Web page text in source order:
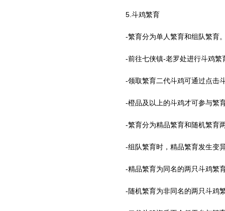
5.斗鸡繁育
-繁育分为单人繁育和组队繁育
-前往七侠镇-老罗处进行斗鸡
-领取繁育二代斗鸡可通过点击
-橙品及以上的斗鸡才可参与繁
-繁育分为精品繁育和随机繁育
-组队繁育时，精品繁育发生变
-精品繁育为同名的两只斗鸡繁
-随机繁育为非同名的两只斗鸡